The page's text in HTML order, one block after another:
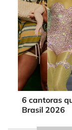
6 cantoras
Brasil 2026